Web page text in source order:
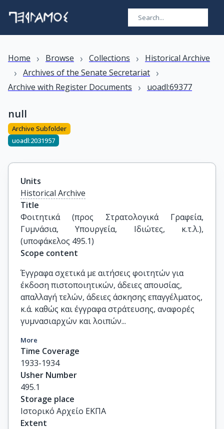
Home › Browse › Collections › Historical Archive
› Archives of the Senate Secretariat ›
Archive with Register Documents › uoadl:69377
null
Archive Subfolder
uoadl:2031957
Units
Historical Archive
Title
Φοιτητικά (προς Στρατολογικά Γραφεία,
Γυμνάσια, Υπουργεία, Ιδιώτες, κ.τ.λ.),
(υποφάκελος 495.1)
Scope content
Έγγραφα σχετικά με αιτήσεις φοιτητών για
έκδοση πιστοποιητικών, άδειες απουσίας,
απαλλαγή τελών, άδειες άσκησης επαγγέλματος,
κ.ά. καθώς και έγγραφα στράτευσης, αναφορές
γυμνασιαρχών και λοιπών...
More
Time Coverage
1933-1934
Usher Number
495.1
Storage place
Ιστορικό Αρχείο ΕΚΠΑ
Extent